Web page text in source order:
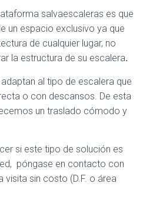
salvaescaleras es que
un espacio exclusivo ya que
de cualquier lugar, no
la estructura de su escalera.
al tipo de escalera que
o con descansos. De esta
un traslado cómodo y
si este tipo de solución es
póngase en contacto con
visita sin costo (D.F. o área